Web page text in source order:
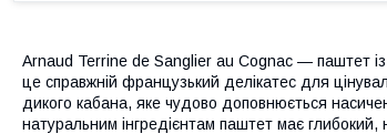
Arnaud Terrine de Sanglier au Cognac — паштет
це справжній французький делікатес для
дикого кабана, яке чудово доповнюється
натуральним інгредієнтам паштет має